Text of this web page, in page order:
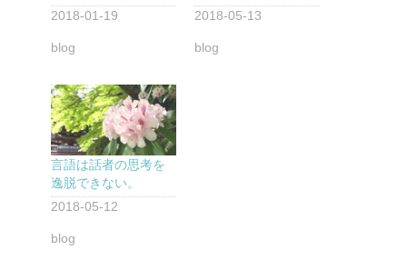
2018-01-19
blog
2018-05-13
blog
言語は話者の思考を
逸脱できない。
2018-05-12
blog